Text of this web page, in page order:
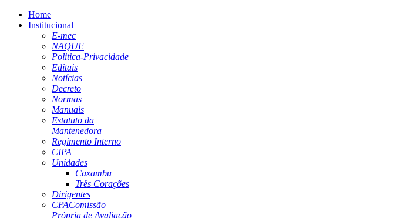
Home
Institucional
E-mec
NAQUE
Politica-Privacidade
Editais
Notícias
Decreto
Normas
Manuais
Estatuto da
Mantenedora
Regimento Interno
CIPA
Unidades
Caxambu
Três Corações
Dirigentes
CPAComissão
Própria de Avaliação